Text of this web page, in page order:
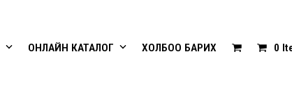
ОНЛАЙН КАТАЛОГ ХОЛБОО БАРИХ 0